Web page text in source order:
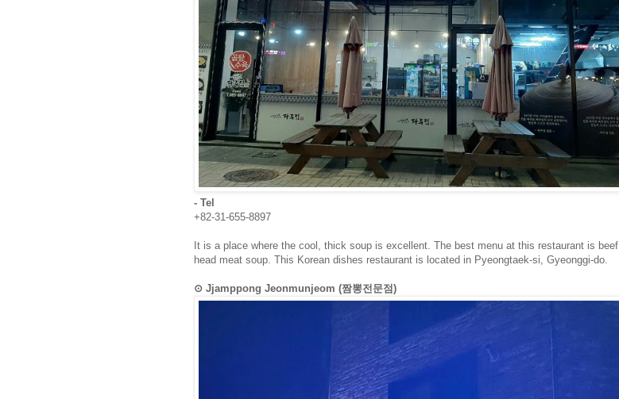
- Tel
+82-31-655-8897
It is a place where the cool, thick soup is excellent. The best menu at this restaurant is beef
head meat soup. This Korean dishes restaurant is located in Pyeongtaek-si, Gyeonggi-do.
⊙ Jjamppong Jeonmunjeom (짬뽕전문점)